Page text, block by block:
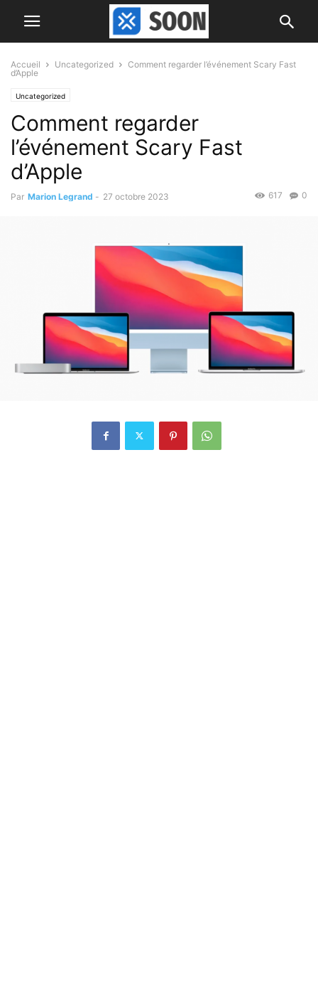
Accueil Uncategorized
Comment regarder l’événement Scary Fast
d’Apple
Uncategorized
Comment regarder
l’événement Scary Fast
d’Apple
Par Marion Legrand - 27 octobre 2023 0
617